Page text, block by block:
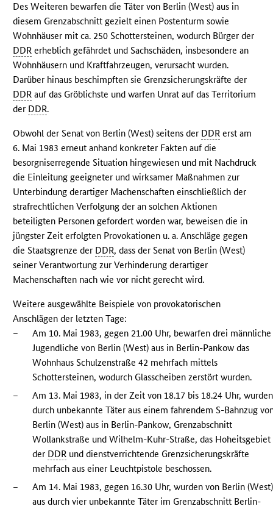
Des Weiteren bewarfen die Täter von Berlin (West) aus in
diesem Grenzabschnitt gezielt einen Postenturm sowie
Wohnhäuser mit ca. 250 Schottersteinen, wodurch Bürger der
DDR erheblich gefährdet und Sachschäden, insbesondere an
Wohnhäusern und Kraftfahrzeugen, verursacht wurden.
Darüber hinaus beschimpften sie Grenzsicherungskräfte der
DDR auf das Gröblichste und warfen Unrat auf das Territorium
der DDR.
Obwohl der Senat von Berlin (West) seitens der DDR erst am
6. Mai 1983 erneut anhand konkreter Fakten auf die
besorgniserregende Situation hingewiesen und mit Nachdruck
die Einleitung geeigneter und wirksamer Maßnahmen zur
Unterbindung derartiger Machenschaften einschließlich der
strafrechtlichen Verfolgung der an solchen Aktionen
beteiligten Personen gefordert worden war, beweisen die in
jüngster Zeit erfolgten Provokationen u. a. Anschläge gegen
die Staatsgrenze der DDR, dass der Senat von Berlin (West)
seiner Verantwortung zur Verhinderung derartiger
Machenschaften nach wie vor nicht gerecht wird.
Weitere ausgewählte Beispiele von provokatorischen
Anschlägen der letzten Tage:
–
Am 10. Mai 1983, gegen 21.00 Uhr, bewarfen drei männliche
Jugendliche von Berlin (West) aus in Berlin-Pankow das
Wohnhaus Schulzenstraße 42 mehrfach mittels
Schottersteinen, wodurch Glasscheiben zerstört wurden.
–
Am 13. Mai 1983, in der Zeit von 18.17 bis 18.24 Uhr, wurden
durch unbekannte Täter aus einem fahrendem S-Bahnzug
Berlin (West) aus in Berlin-Pankow, Grenzabschnitt
Wollankstraße und Wilhelm-Kuhr-Straße, das Hoheitsgebiet
der DDR und dienstverrichtende Grenzsicherungskräfte
mehrfach aus einer Leuchtpistole beschossen.
–
Am 14. Mai 1983, gegen 16.30 Uhr, wurden von Berlin (West)
aus durch vier unbekannte Täter im Grenzabschnitt Berlin-